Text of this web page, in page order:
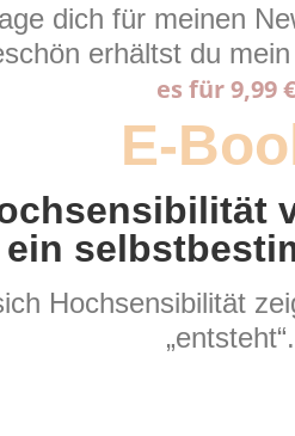
dich für meinen
erhältst du
es für 9,99
E-
ein
Hochsensibilität
„entsteht“.